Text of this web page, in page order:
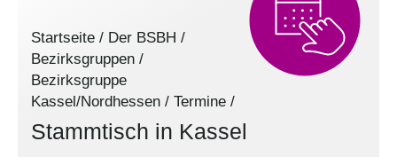
Startseite / Der BSBH /
Bezirksgruppen /
Bezirksgruppe
Kassel/Nordhessen / Termine /
Stammtisch in Kassel